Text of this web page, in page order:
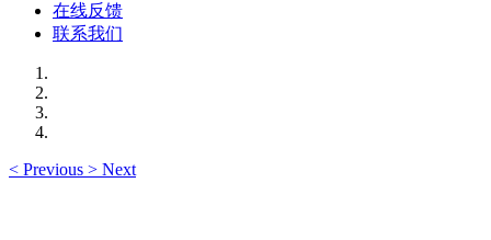
在线反馈
联系我们
< Previous > Next